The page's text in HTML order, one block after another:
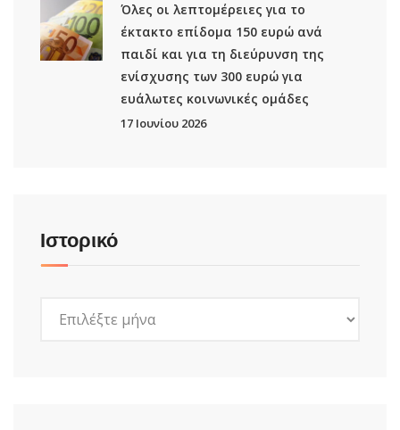
Όλες οι λεπτομέρειες για το
έκτακτο επίδομα 150 ευρώ ανά
παιδί και για τη διεύρυνση της
ενίσχυσης των 300 ευρώ για
ευάλωτες κοινωνικές ομάδες
17 Ιουνίου 2026
Ιστορικό